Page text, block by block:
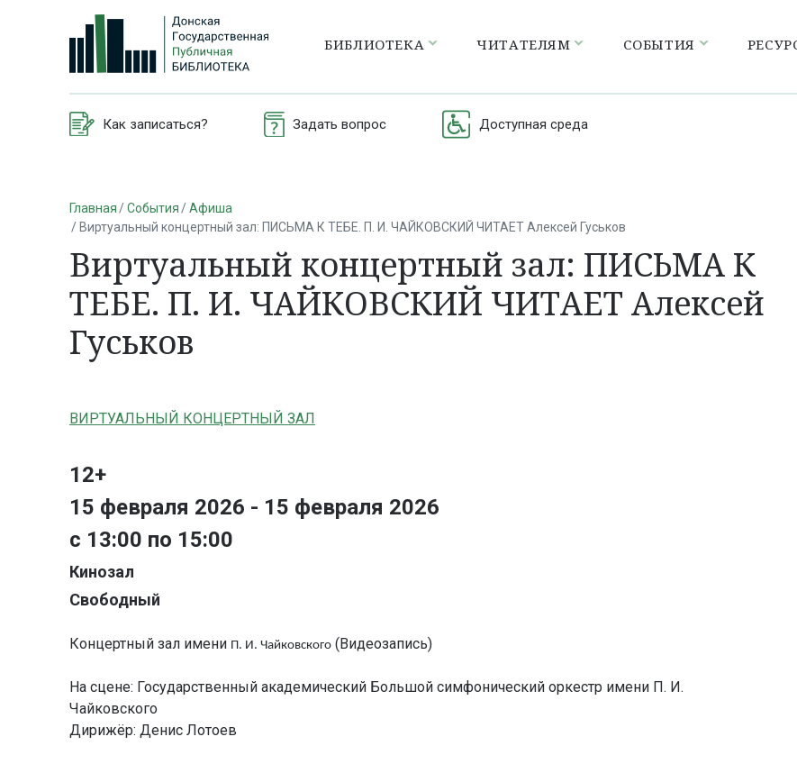
БИБЛИОТЕКА ЧИТАТЕЛЯМ СОБЫТИЯ
Как записаться? Задать вопрос Доступная среда
Главная События
Афиша
Виртуальный концертный зал: ПИСЬМА К ТЕБЕ. П. И. ЧАЙКОВСКИЙ ЧИТАЕТ Алексей Гуськов
Виртуальный концертный зал: ПИСЬМА К
ТЕБЕ. П. И. ЧАЙКОВСКИЙ ЧИТАЕТ Алексей
Гуськов
ВИРТУАЛЬНЫЙ КОНЦЕРТНЫЙ ЗАЛ
12+
15 февраля 2026 - 15 февраля 2026
с 13:00 по 15:00
Кинозал
Свободный
Концертный зал имени П. И. Чайковского (Видеозапись)
На сцене: Государственный академический Большой симфонический оркестр имени П. И.
Чайковского
Дирижёр: Денис Лотоев